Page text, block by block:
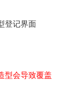
登记界面
型会导致覆盖